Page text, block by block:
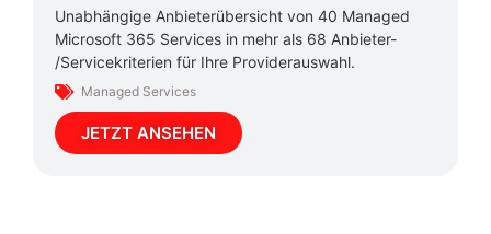
Unabhängige Anbieterübersicht von 40 Managed
Microsoft 365 Services in mehr als 68 Anbieter-
/Servicekriterien für Ihre Providerauswahl.
Managed Services
JETZT ANSEHEN